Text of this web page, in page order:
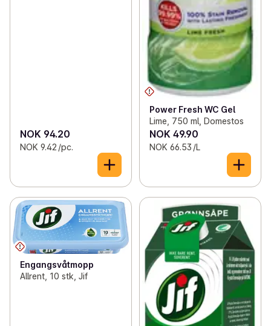
NOK 94.20
NOK 9.42 /pc.
Power Fresh WC Gel
Lime, 750 ml, Domestos
NOK 49.90
NOK 66.53 /L
Engangsvåtmopp
Allrent, 10 stk, Jif